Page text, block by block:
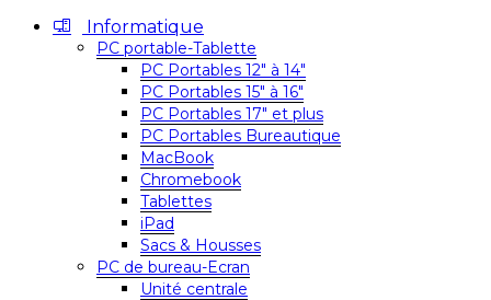
Informatique
PC portable-Tablette
PC Portables 12″ à 14″
PC Portables 15″ à 16″
PC Portables 17″ et plus
PC Portables Bureautique
MacBook
Chromebook
Tablettes
iPad
Sacs & Housses
PC de bureau-Ecran
Unité centrale